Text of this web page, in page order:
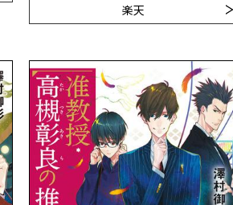
楽天